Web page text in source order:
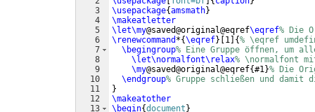
3
4
5
6
7
8
9
10
11
12
13
\usepackage{amsmath}
\makeatletter
\let\my@saved@original@eqref\eqref% Die
\renewcommand *{\eqref} 1 {% \eqref
\begingroup% Eine Gruppe öffnen, um
\let\normalfont\relax% \normalfont
\my@saved@original@eqref{#1}% Die
\endgroup% Gruppe schließen und damit
}
\makeatother
\begin{document }